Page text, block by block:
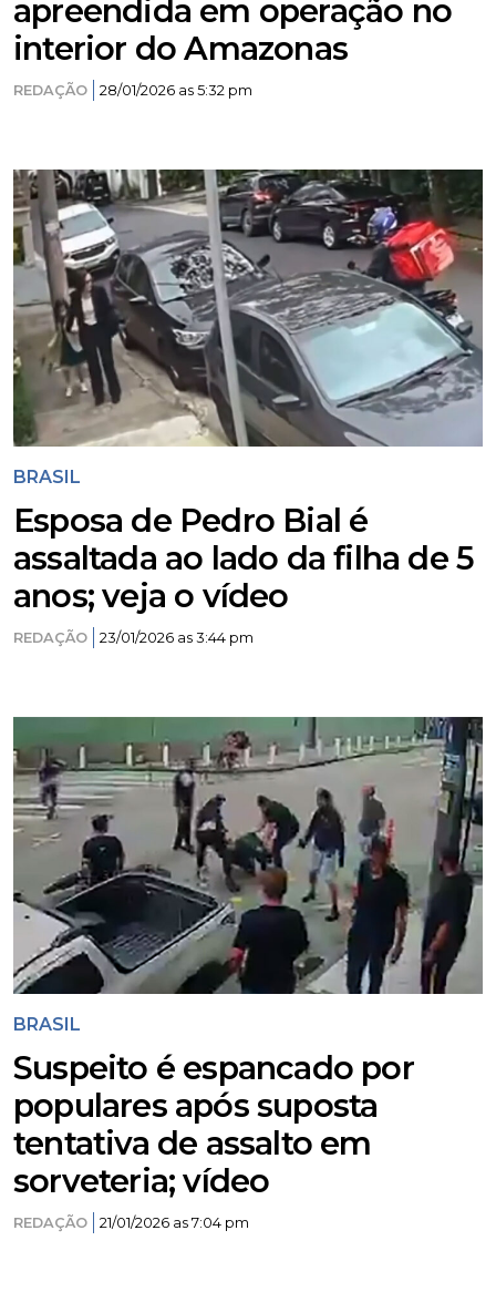
apreendida em operação no
interior do Amazonas
REDAÇÃO 28/01/2026 as 5:32 pm
BRASIL
Esposa de Pedro Bial é
assaltada ao lado da filha de 5
anos; veja o vídeo
REDAÇÃO 23/01/2026 as 3:44 pm
BRASIL
Suspeito é espancado por
populares após suposta
tentativa de assalto em
sorveteria; vídeo
REDAÇÃO 21/01/2026 as 7:04 pm